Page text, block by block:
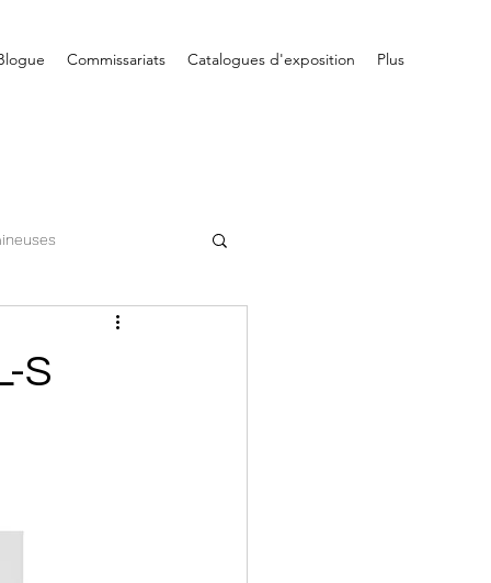
Commissariats Catalogues d'exposition Plus
S